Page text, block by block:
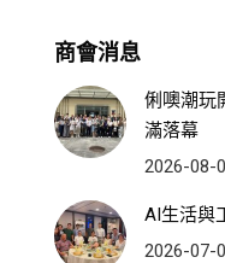
商會消息
俐噢潮玩
滿落幕
2026-08-
AI生活與
2026-07-